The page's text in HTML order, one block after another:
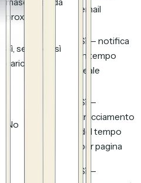
proxy
email
Sì, se il pixel sì
carica
Sì — notifica
in tempo
reale
No
Sì —
tracciamento
del tempo
per pagina
Sì —